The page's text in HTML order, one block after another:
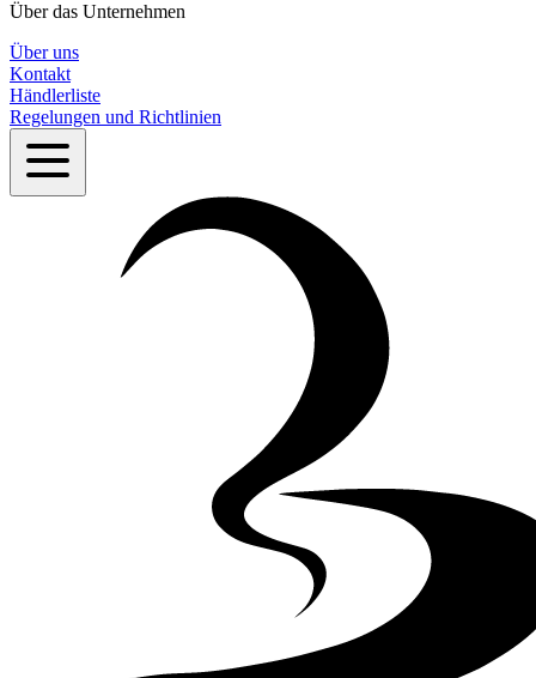
Über das Unternehmen
Über uns
Kontakt
Händlerliste
Regelungen und Richtlinien